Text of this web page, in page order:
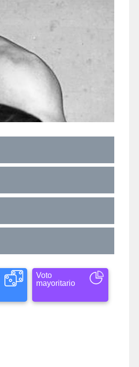
Voto
mayoritario